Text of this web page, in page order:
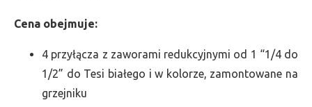
Cena obejmuje:
4 przyłącza z zaworami redukcyjnymi od 1 “1/4 do
1/2” do Tesi białego i w kolorze, zamontowane na
grzejniku